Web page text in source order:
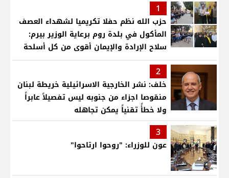
1
حزب الله نظم حفلا تكريميا لشهداء العصف
المأكول في بلدة روم برعاية الوزير بيرم:
سلاح الإرادة والإيمان أقوى من كل أسلحة
العالم .. ونريد الدولة التي تجمع اللبنانيين
2
خلف: نشر الخارجية الاسرائيلية خريطة لبنان
منقوصا اجزاء من جنوبه ليس تفصيلاً عابراً
ولا خطأً تقنياً يمكن تجاهله
3
عون للوزراء: "روحوا ارتاحوا"